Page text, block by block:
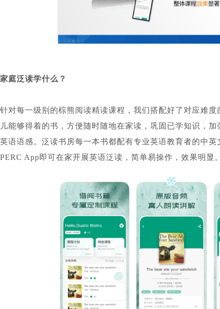
家庭泛读学什么？
针对每一级别的棕熊阅读精读课程，我们搭配好了对应难
儿能够得着的书，方便随时随地在家读，巩固已学知识，
英语语感。泛读书房每一本书都配有专业英语教育者的中
PERC App即可在家开展英语泛读，简单易操作，效果明显